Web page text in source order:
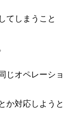
てしまうこと
じオペレーショ
か対応しようと